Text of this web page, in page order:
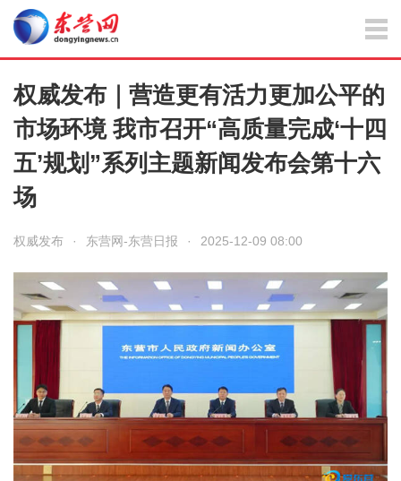
权威发布｜营造更有活力更加公平的
市场环境 我市召开“高质量完成‘十四
五’规划”系列主题新闻发布会第十六
场
权威发布 · 东营网-东营日报 · 2025-12-09 08:00